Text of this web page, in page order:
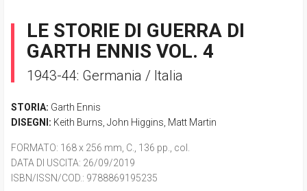
LE STORIE DI GUERRA DI
GARTH ENNIS VOL. 4
1943-44: Germania / Italia
STORIA: Garth Ennis
DISEGNI: Keith Burns John Higgins Matt Martin
FORMATO: 168 x 256 mm, C., 136 pp., col.
DATA DI USCITA: 26/09/2019
ISBN/ISSN/COD.: 9788869195235